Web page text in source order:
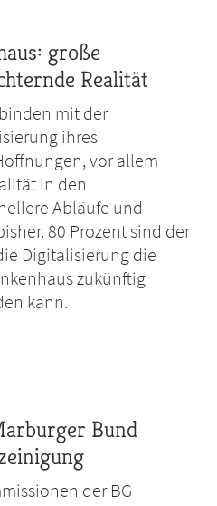
große
Realität
mit der
ihres
vor allem
in den
Abläufe und
80 Prozent sind der
Digitalisierung die
zukünftig
kann.
Bund
der BG